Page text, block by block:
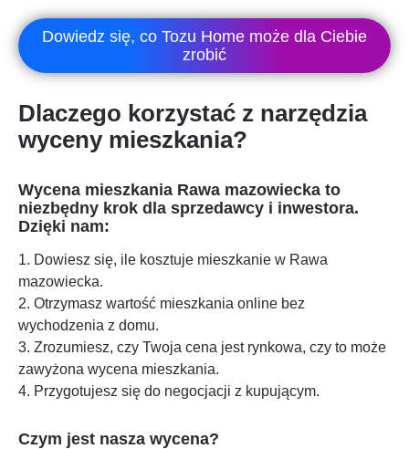
Dowiedz się, co Tozu Home może dla Ciebie
zrobić
Dlaczego korzystać z narzędzia
wyceny mieszkania?
Wycena mieszkania Rawa mazowiecka to
niezbędny krok dla sprzedawcy i inwestora.
Dzięki nam:
1. Dowiesz się, ile kosztuje mieszkanie w Rawa
mazowiecka.
2. Otrzymasz wartość mieszkania online bez
wychodzenia z domu.
3. Zrozumiesz, czy Twoja cena jest rynkowa, czy to może
zawyżona wycena mieszkania.
4. Przygotujesz się do negocjacji z kupującym.
Czym jest nasza wycena?